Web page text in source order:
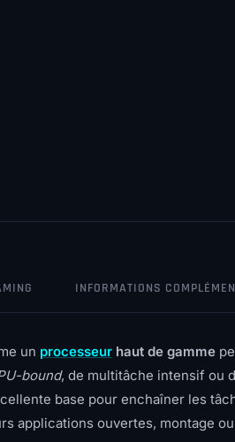
INFORMATIONS
un processeur haut de gamme
bound, de multitâche intensif ou
base pour enchaîner les
applications ouvertes, montage